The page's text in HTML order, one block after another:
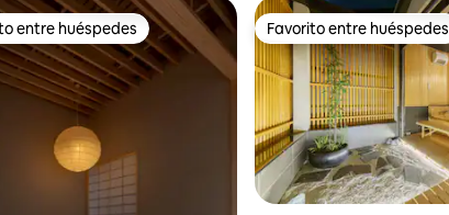
huéspedes preferido
entre huéspedes Favorito entre huéspedes
Favorito entre huéspedes